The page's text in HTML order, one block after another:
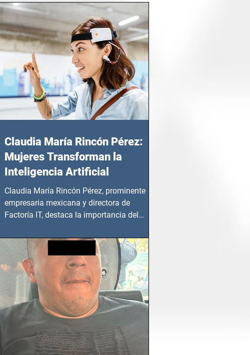
Claudia María Rincón Pérez:
Mujeres Transforman la
Inteligencia Artificial
Claudia María Rincón Pérez, prominente
empresaria mexicana y directora de
Factoría IT, destaca la importancia del